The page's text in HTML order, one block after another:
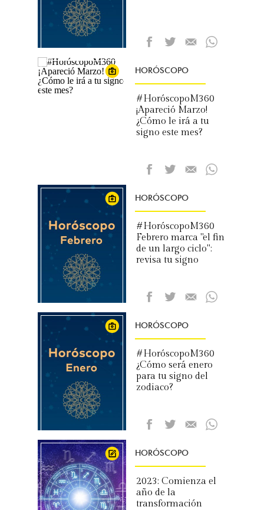
HORÓSCOPO
#HoróscopoM360
¡Apareció Marzo!
¿Cómo le irá a tu
signo este mes?
HORÓSCOPO
#HoróscopoM360
Febrero marca "el fin
de un largo ciclo":
revisa tu signo
HORÓSCOPO
#HoróscopoM360
¿Cómo será enero
para tu signo del
zodiaco?
HORÓSCOPO
2023: Comienza el
año de la
transformación